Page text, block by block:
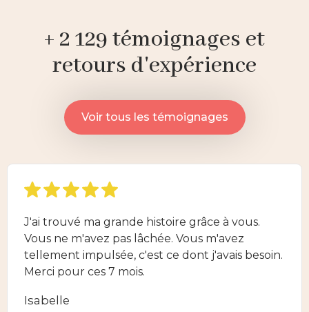
+ 2 129 témoignages et
retours d'expérience
Voir tous les témoignages
J'ai trouvé ma grande histoire grâce à vous.
Vous ne m'avez pas lâchée. Vous m'avez
tellement impulsée, c'est ce dont j'avais besoin.
Merci pour ces 7 mois.
Isabelle